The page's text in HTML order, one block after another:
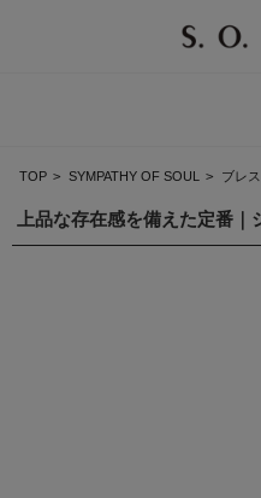
TOP > SYMPATHY OF SOUL > ブレ
上品な存在感を備えた定番